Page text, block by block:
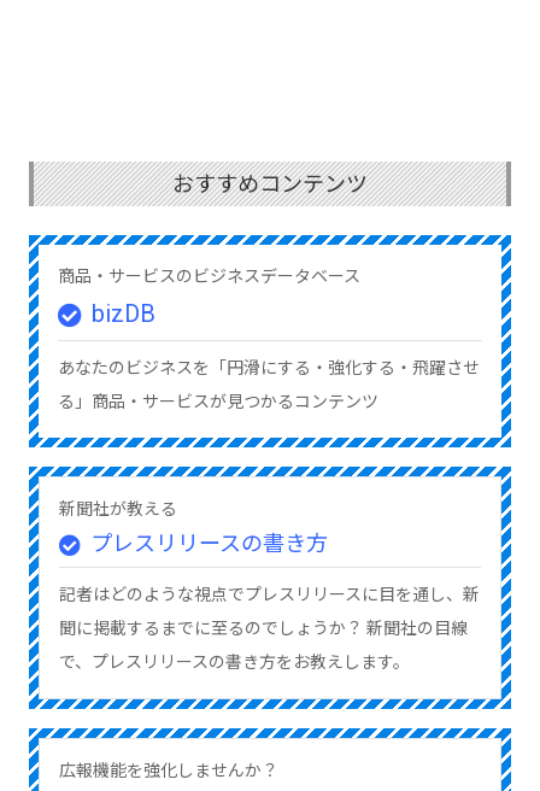
おすすめコンテンツ
商品・サービスのビジネスデータベース
bizDB
あなたのビジネスを「円滑にする・強化する・飛躍させ
る」商品・サービスが見つかるコンテンツ
新聞社が教える
プレスリリースの書き方
記者はどのような視点でプレスリリースに目を通し、新
聞に掲載するまでに至るのでしょうか？ 新聞社の目線
で、プレスリリースの書き方をお教えします。
広報機能を強化しませんか？